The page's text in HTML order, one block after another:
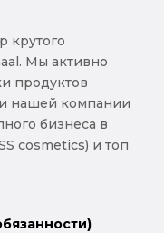
крутого
Мы активно
продуктов
нашей компании
бизнеса в
cosmetics) и топ